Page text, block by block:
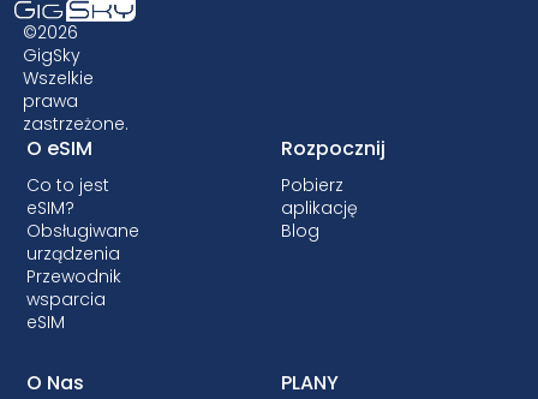
rozmów. Operator sieci macierzystej może
jednak naliczyć dodatkowe opłaty za
wykonywanie lub odbieranie połączeń lub
wysyłanie wiadomości tekstowych w kraju
docelowym bez korzystania z aplikacji
internetowych, takich jak WhatsApp i
Facebook Messenger.
©2026
GigSky
Wszelkie
prawa
zastrzeżone.
O eSIM
Co to jest
eSIM?
Obsługiwane
urządzenia
Przewodnik
wsparcia
eSIM
Rozpocznij
Pobierz
aplikację
Blog
O Nas PLANY